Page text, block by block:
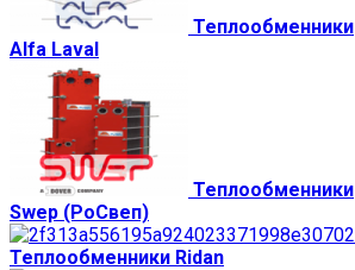
Теплообменники
Alfa Laval
Теплообменники
Swep (РоСвеп)
Теплообменники Ridan